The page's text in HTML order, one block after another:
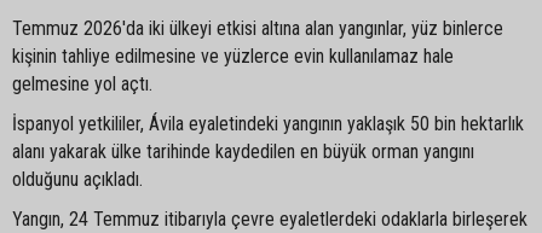
Temmuz 2026'da iki ülkeyi etkisi altına alan yangınlar, yüz binlerce
kişinin tahliye edilmesine ve yüzlerce evin kullanılamaz hale
gelmesine yol açtı.
İspanyol yetkililer, Ávila eyaletindeki yangının yaklaşık 50 bin hektarlık
alanı yakarak ülke tarihinde kaydedilen en büyük orman yangını
olduğunu açıkladı.
Yangın, 24 Temmuz itibarıyla çevre eyaletlerdeki odaklarla birleşerek